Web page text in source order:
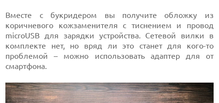
Вместе с букридером вы получите обложку из
коричневого кожзаменителя с тиснением и провод
microUSB для зарядки устройства. Сетевой вилки в
комплекте нет, но вряд ли это станет для кого-то
проблемой – можно использовать адаптер для от
смартфона.